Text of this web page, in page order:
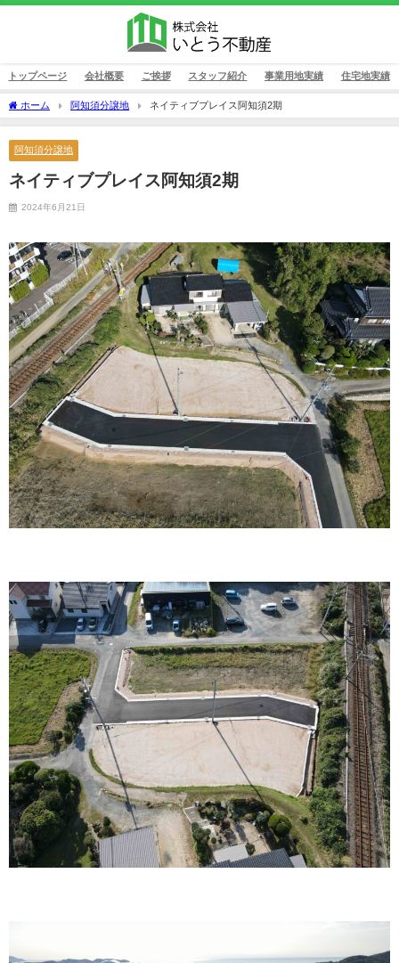
トップページ 会社概要 ご挨拶 スタッフ紹介 事業用地実績 住宅地実績
ホーム 阿知須分譲地 ネイティブプレイス阿知須2期
阿知須分譲地
ネイティブプレイス阿知須2期
2024年6月21日